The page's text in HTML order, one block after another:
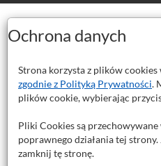
usuwania farb
Ochrona danych
Strona korzysta z plików cookies
zgodnie z Polityką Prywatności.
plików cookie, wybierając
Pliki Cookies są
poprawnego działania tej
zamknij tę stronę.